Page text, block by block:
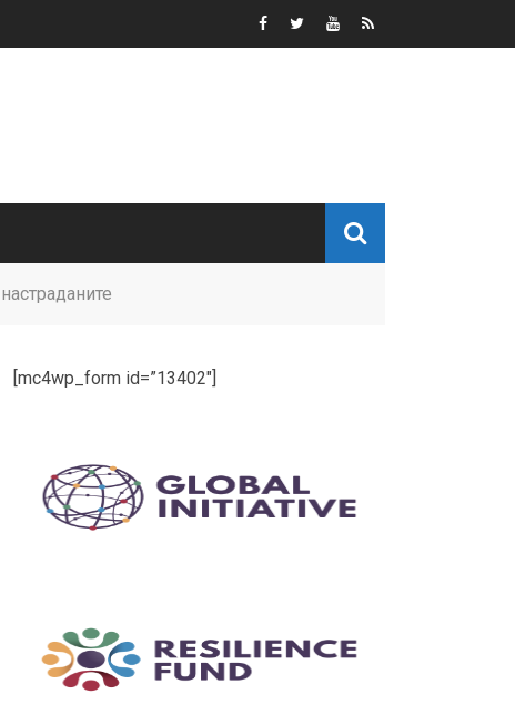
[mc4wp_form id=”13402″]